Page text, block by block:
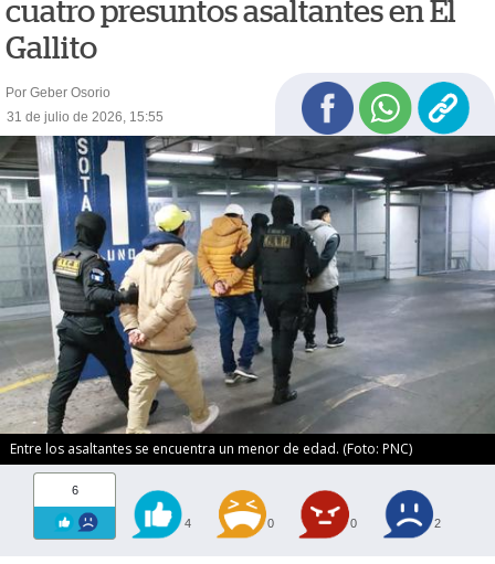
cuatro presuntos asaltantes en El
Gallito
Por Geber Osorio
31 de julio de 2026, 15:55
Entre los asaltantes se encuentra un menor de edad. (Foto: PNC)
6
4 0 0 2